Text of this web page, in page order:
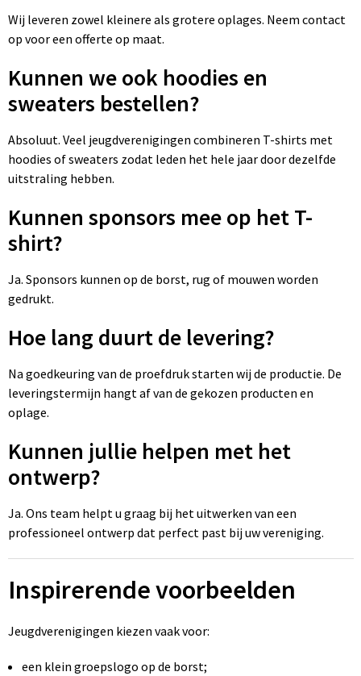
Wij leveren zowel kleinere als grotere oplages. Neem contact
op voor een offerte op maat.
Kunnen we ook hoodies en
sweaters bestellen?
Absoluut. Veel jeugdverenigingen combineren T-shirts met
hoodies of sweaters zodat leden het hele jaar door dezelfde
uitstraling hebben.
Kunnen sponsors mee op het T-
shirt?
Ja. Sponsors kunnen op de borst, rug of mouwen worden
gedrukt.
Hoe lang duurt de levering?
Na goedkeuring van de proefdruk starten wij de productie. De
leveringstermijn hangt af van de gekozen producten en
oplage.
Kunnen jullie helpen met het
ontwerp?
Ja. Ons team helpt u graag bij het uitwerken van een
professioneel ontwerp dat perfect past bij uw vereniging.
Inspirerende voorbeelden
Jeugdverenigingen kiezen vaak voor:
een klein groepslogo op de borst;